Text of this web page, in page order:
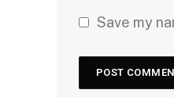
Save my